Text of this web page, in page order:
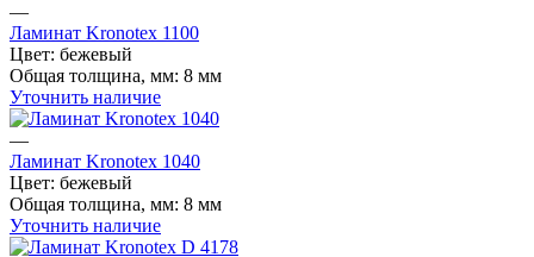
—
Ламинат Kronotex 1100
Цвет: бежевый
Общая толщина, мм: 8 мм
Уточнить наличие
—
Ламинат Kronotex 1040
Цвет: бежевый
Общая толщина, мм: 8 мм
Уточнить наличие